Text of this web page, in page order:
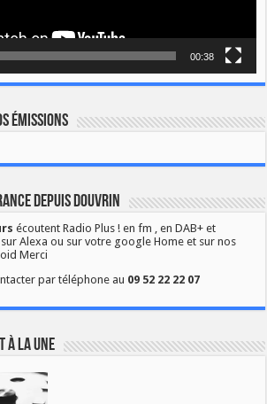
00:38
émissions
depuis Douvrin
écoutent Radio Plus ! en fm , en DAB+ et
Alexa ou sur votre google Home et sur nos
Merci
par téléphone au 09 52 22 22 07
à la une